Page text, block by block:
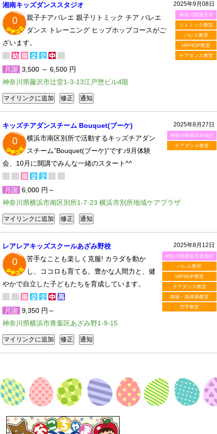
2025年9月08日
神奈川県藤沢市
リトミック教室
バレエ教室
HIPHOP教室
チアダンス教室
湘南キッズダンススタジオ
0
親子チアバレエ 親子リトミック チア バレエ
ダンス トレーニング ヒップホップコースがご
ざいます。
月謝 3,500 ～ 6,500 円
神奈川県藤沢市辻堂1-3-13江戸惣ビル4階
2025年8月27日
神奈川県横浜市南区
チアダンス教室
キッズチアダンスチーム Bouquet(ブーケ)
0
横浜市南区別所で活動するキッズチアダン
スチーム”Bouquet(ブーケ)”です♪9月体験
会、10月に開講でみんな一緒のスタート^^
月謝 6,000 円～
神奈川県横浜市南区別所1-7-23 横浜市別所地域ケアプラザ
2025年8月12日
神奈川県横浜市青葉区
バレエ教室
HIPHOP教室
チアダンス教室
体操・新体操教室
空手教室
レアレアキッズスクールあざみ野校
0
苦手なことも楽しく克服! カラダを動か
し、ココロも育てる。豊かな人間力と、健
やかで自立した子どもたちを育成しています。
月謝 9,350 円～
神奈川県横浜市青葉区あざみ野1-9-15